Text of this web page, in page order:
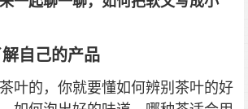
自己的产品
叶的，你就要懂如何辨别茶叶的好